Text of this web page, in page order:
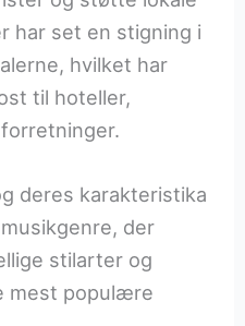
har set en stigning i
hvilket har
til hoteller,
deres karakteristika
der
stilarter og
mest populære